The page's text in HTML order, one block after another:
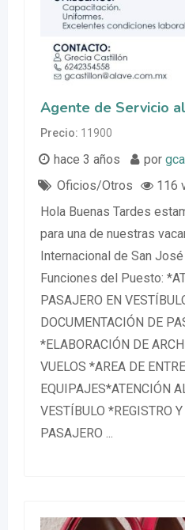
Agente de Servicio
Precio 11900
hace 3 años por
Oficios/Otros
116
Hola Buenas Tardes
para una de nuestras
Internacional de San
Funciones del Puesto:
PASAJERO EN
DOCUMENTACIÓN DE
*ELABORACIÓN DE
VUELOS *AREA DE
EQUIPAJES*ATENCIÓN
VESTÍBULO *REGISTRO
PASAJERO ...